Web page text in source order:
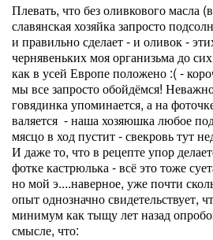
Плевать, что без оливкового масла
славянская хозяйка запросто
и правильно сделает - и оливок -
чернявеньких моя организьма до
как в усей Европе положено :( -
мы все запросто обойдёмся!
говядинка упоминается, а на
валяется - наша хозяюшка любое
мясцо в ход пустит - свекровь тут
И даже то, что в рецепте упор
фотке кастрюлька - всё это тоже
но мой э....наверное, уже почти
опыт однозначно свидетельствует,
минимум как тыщу лет назад
смысле, что: